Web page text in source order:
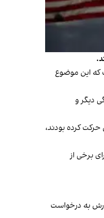
که این موضوع
دیگر و
کرده‌ بودند،
برای برخی از
به درخواست